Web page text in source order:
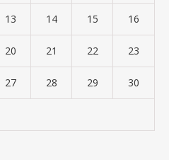
13 14 15 16
20 21 22 23
27 28 29 30